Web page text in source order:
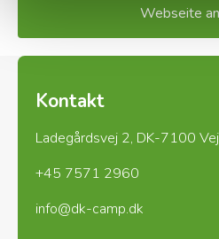
Webseite
Kontakt
Ladegårdsvej 2, DK-7100
+45 7571 2960
info@dk-camp.dk